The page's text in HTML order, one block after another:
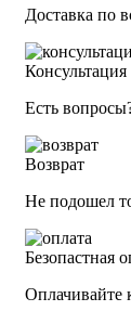
Доставка по
Консультация
Есть
Возврат
Не подошел
Безопастная
Оплачивайте